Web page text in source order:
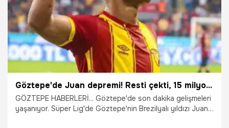
Göztepe'de Juan depremi! Resti çekti, 15 milyon Euro yalan oldu
GÖZTEPE HABERLERİ... Göztepe'de son dakika gelişmeleri
yaşanıyor. Süper Lig'de Göztepe'nin Brezilyalı yıldızı Juan,